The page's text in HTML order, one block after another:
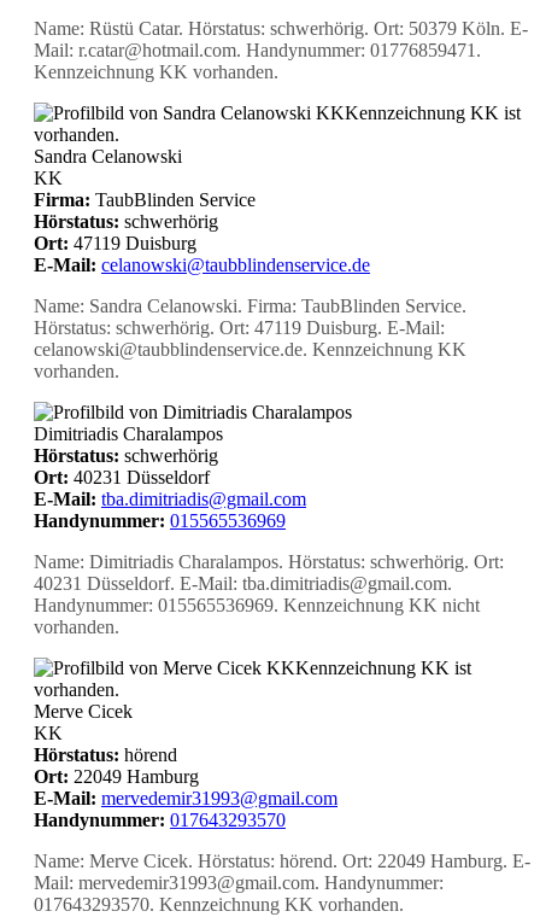
Name: Rüstü Catar. Hörstatus: schwerhörig. Ort: 50379 Köln. E-
Mail: r.catar@hotmail.com. Handynummer: 01776859471.
Kennzeichnung KK vorhanden.
KKKennzeichnung KK ist
vorhanden.
Sandra Celanowski
KK
Firma: TaubBlinden Service
Hörstatus: schwerhörig
Ort: 47119 Duisburg
E-Mail: celanowski@taubblindenservice.de
Name: Sandra Celanowski. Firma: TaubBlinden Service.
Hörstatus: schwerhörig. Ort: 47119 Duisburg. E-Mail:
celanowski@taubblindenservice.de. Kennzeichnung KK
vorhanden.
Dimitriadis Charalampos
Hörstatus: schwerhörig
Ort: 40231 Düsseldorf
E-Mail: tba.dimitriadis@gmail.com
Handynummer: 015565536969
Name: Dimitriadis Charalampos. Hörstatus: schwerhörig. Ort:
40231 Düsseldorf. E-Mail: tba.dimitriadis@gmail.com.
Handynummer: 015565536969. Kennzeichnung KK nicht
vorhanden.
KKKennzeichnung KK ist
vorhanden.
Merve Cicek
KK
Hörstatus: hörend
Ort: 22049 Hamburg
E-Mail: mervedemir31993@gmail.com
Handynummer: 017643293570
Name: Merve Cicek. Hörstatus: hörend. Ort: 22049 Hamburg. E-
Mail: mervedemir31993@gmail.com. Handynummer:
017643293570. Kennzeichnung KK vorhanden.